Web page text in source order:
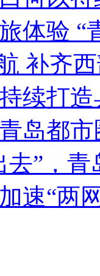
体验 “
补齐
续打
岛都
去”，
速“两